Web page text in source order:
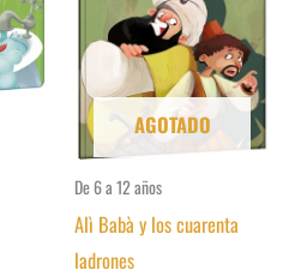
AGOTADO
De 6 a 12 años
Alì Babà y los cuarenta
ladrones